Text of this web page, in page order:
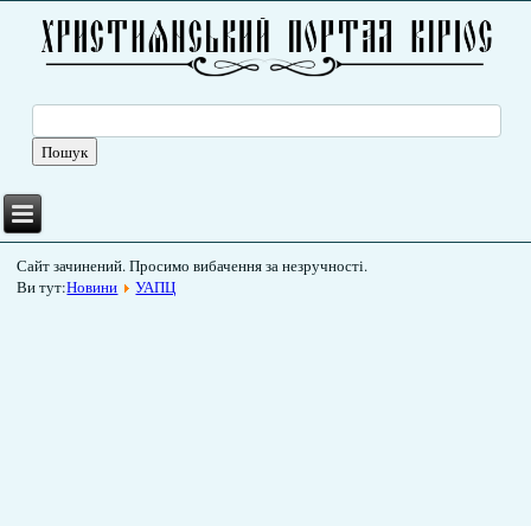
Сайт зачинений. Просимо вибачення за незручності.
Ви тут:Новини УАПЦ